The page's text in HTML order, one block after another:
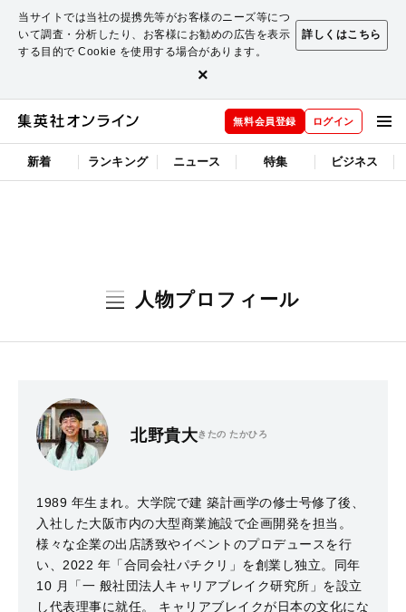
当サイトでは当社の提携先等がお客様のニーズ等につ
いて調査・分析したり、お客様にお勧めの広告を表示
する目的で Cookie を使用する場合があります。
詳しくはこちら
×
無料会員登録 ログイン
新着 ランキング ニュース 特集 ビジネス
人物プロフィール
北野貴大きたの たかひろ
1989 年生まれ。大学院で建 築計画学の修士号修了後、
入社した大阪市内の大型商業施設で企画開発を担当。
様々な企業の出店誘致やイベントのプロデュースを行
い、2022 年「合同会社パチクリ」を創業し独立。同年
10 月「一 般社団法人キャリアブレイク研究所」を設立
し代表理事に就任。 キャリアブレイクが日本の文化にな